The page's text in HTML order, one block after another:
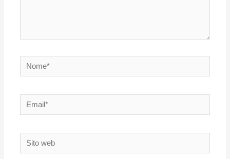
Nome*
Email*
Sito
web